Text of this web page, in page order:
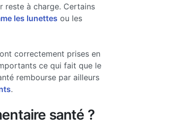
reste à charge. Certains
les lunettes ou les
correctement prises en
ce qui fait que le
rembourse par ailleurs
.
santé ?